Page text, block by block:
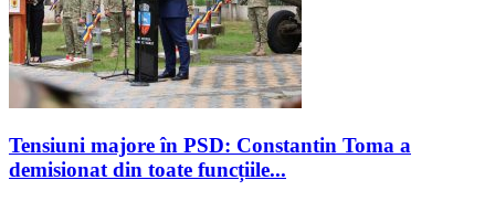
Tensiuni majore în PSD: Constantin Toma a
demisionat din toate funcțiile...